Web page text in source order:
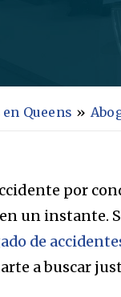
Queens »
por
un instante.
de
a buscar